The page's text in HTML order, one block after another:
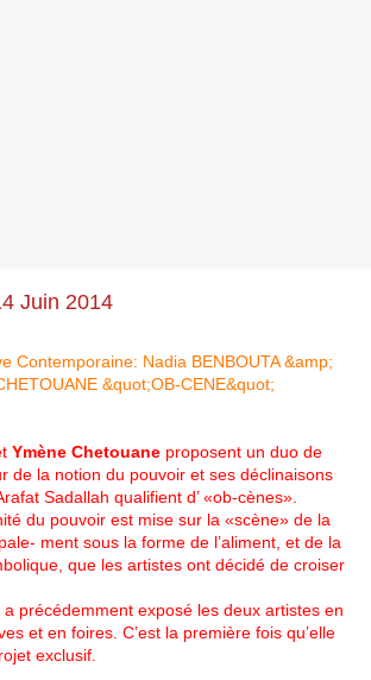
Juin 2014
Ymène Chetouane proposent un duo de
de la notion du pouvoir et ses déclinaisons
Sadallah qualifient d’ «ob-cènes».
du pouvoir est mise sur la «scène» de la
ment sous la forme de l’aliment, et de la
que les artistes ont décidé de croiser
a précédemment exposé les deux artistes en
et en foires. C’est la première fois qu’elle
exclusif.